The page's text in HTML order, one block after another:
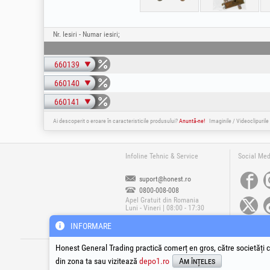
Nr. Iesiri - Numar iesiri;
660139
660140
660141
Ai descoperit o eroare în caracteristicile produsului?Anuntă-ne! Imaginile /
Infoline Tehnic & Service
suport@honest.ro
0800-008-008
Apel Gratuit din Romania
Luni - Vineri | 08:00 - 17:30
Social
HGT , EvoTools , EvoSanitary , EvoTools
INFORMARE
Honest General Trading practică comerț en gros, către
din zona ta sau vizitează depo1.ro Am înțeles